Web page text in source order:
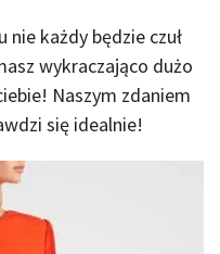
nie każdy będzie czuł
wykraczająco dużo
Naszym zdaniem
się idealnie!